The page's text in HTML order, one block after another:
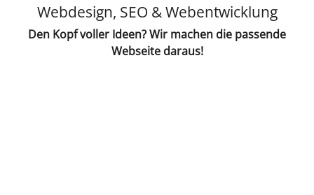
Webdesign, SEO & Webentwicklung
Den Kopf voller Ideen? Wir machen die passende
Webseite daraus!